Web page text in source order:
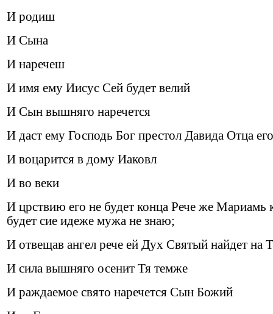
И родиш
И Сына
И наречеш
И имя ему Иисус Сей будет велий
И Сын вышняго наречется
И даст ему Господь Бог престол Давида Отца его
И воцарится в дому Иаковл
И во веки
И црствию его не будет конца Рече же Мариамь
будет сие идеже мужа не знаю;
И отвещав ангел рече ей Дух Святый найдет на
И сила вышняго осенит Тя темже
И раждаемое свято наречется Сын Божий